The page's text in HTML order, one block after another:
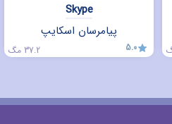
Skype
پیامرسان اسکایپ
5.0 37.2 مگ